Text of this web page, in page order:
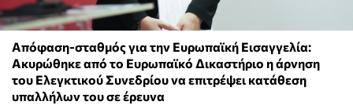
Απόφαση-σταθμός για την Ευρωπαϊκή Εισαγγελία:
Ακυρώθηκε από το Ευρωπαϊκό Δικαστήριο η άρνηση
του Ελεγκτικού Συνεδρίου να επιτρέψει κατάθεση
υπαλλήλων του σε έρευνα